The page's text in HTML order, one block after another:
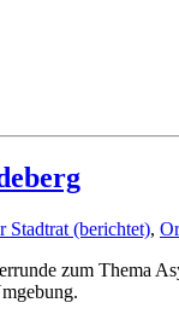
Stadtrat (berichtet),
zum Thema